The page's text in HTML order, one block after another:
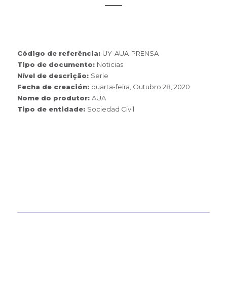
Código de referência: UY-AUA-PRENSA
Tipo de documento: Noticias
Nível de descrição: Serie
Fecha de creación: quarta-feira, Outubro 28, 2020
Nome do produtor:AUA
Tipo de entidade: Sociedad Civil